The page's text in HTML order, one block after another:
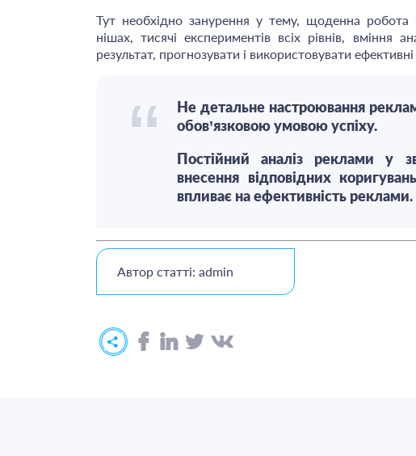
Тут необхідно занурення у тему, щоденна
нішах, тисячі експериментів всіх рівнів, вміння
результат, прогнозувати і використовувати
Не детальне настроювання
обов’язковою умовою успіху.
Постійний аналіз реклами у
внесення відповідних
впливає на ефективність реклами.
Автор статті: admin